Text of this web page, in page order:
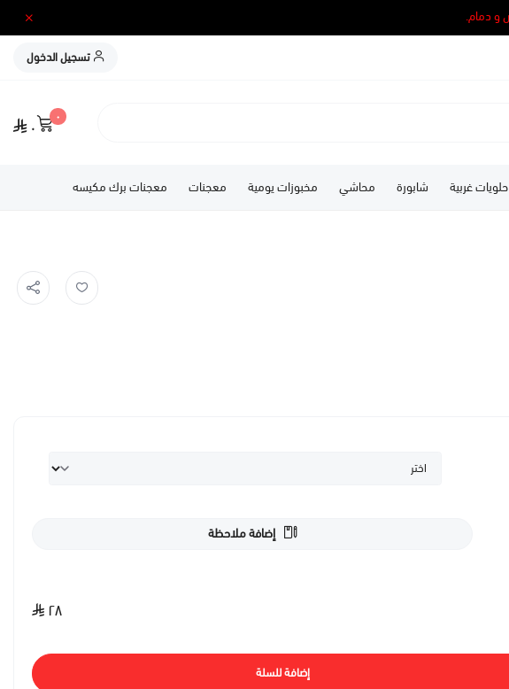
تسجيل الدخول
٠
٠
حلويات غربية شابورة محاشي مخبوزات يومية معجنات معجنات برك مكيسه
إضافة ملاحظة
٢٨
إضافة للسلة